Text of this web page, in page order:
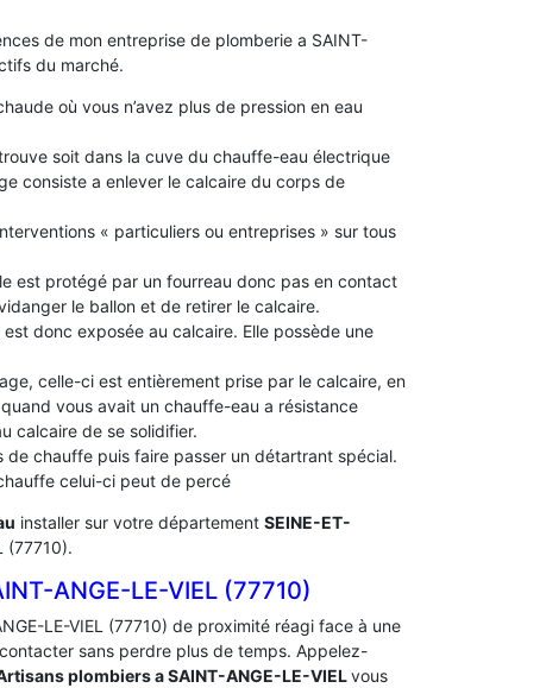
de mon entreprise de plomberie a SAINT-
du marché.
où vous n’avez plus de pression en eau
soit dans la cuve du chauffe-eau électrique
consiste a enlever le calcaire du corps de
« particuliers ou entreprises » sur tous
est protégé par un fourreau donc pas en contact
le ballon et de retirer le calcaire.
donc exposée au calcaire. Elle possède une
celle-ci est entièrement prise par le calcaire, en
vous avait un chauffe-eau a résistance
calcaire de se solidifier.
chauffe puis faire passer un détartrant spécial.
celui-ci peut de percé
installer sur votre département SEINE-ET-
(77710).
ANGE-LE-VIEL (77710)
LE-VIEL (77710) de proximité réagi face à une
sans perdre plus de temps. Appelez-
plombiers a SAINT-ANGE-LE-VIELvous